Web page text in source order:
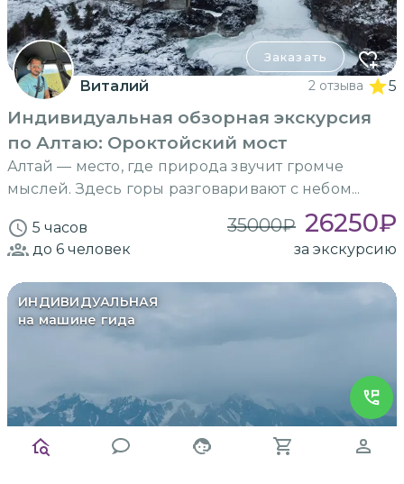
Заказать
Виталий 2 отзыва 5
Индивидуальная обзорная экскурсия
по Алтаю: Ороктойский мост
Алтай — место, где природа звучит громче
мыслей. Здесь горы разговаривают с небом...
5 часов 35000₽ 26250₽
до 6 человек за экскурсию
ИНДИВИДУАЛЬНАЯ
на машине гида